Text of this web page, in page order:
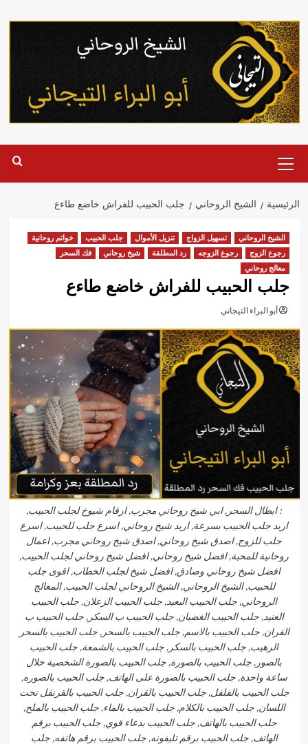
إلى
المحتوى
الرئيسية
الرئيسية الشيخ الروحاني جلب الحبيب للفراش خاضع طاءع
الشيخ الروحاني تسهيل الزواج تنزيل الأموال جلب الحبيب
خواتم روحانية
رجوع الزوج
رجوع الزوجه رد المطلقة شيخ روحاني
فك السحر
معالج روحاني
جلب الحبيب للفراش خاضع طاءع
أبو البراء التيجاني
: ابطال السحر, ابي شيخ روحاني مجرب, ارقام شيوخ لجلب الحبيب,
اريد جلب الحبيب بسرعة, اريد شيخ روحاني, اسرع جلب للحبيب, اسرع
جلب للزوج, اصدق شيخ روحاني, اصدق شيخ روحاني مجرب, اعمال
روحانية للمحبة, افضل شيخ روحاني, افضل شيخ روحاني لجلب الحبيب,
افضل شيخ روحاني وصادق, افضل شيخ لجلب الخطاب, اقوى جلب
للحبيب, الشيخ الروحاني, الشيخ الروحاني لجلب الحبيب, المعالج
الروحاني, جلب الحبيب البعيد, جلب الحبيب الزعلان, جلب الحبيب
العنيد, جلب الحبيب الغضبان, جلب الحبيب ب السكر, جلب الحبيب ب
القران, جلب الحبيب بالاسم, جلب الحبيب بالسحر, جلب الحبيب بالسحر
الرهيب, جلب الحبيب بالسكر, جلب الحبيب بالشمعة, جلب الحبيب
بالصور, جلب الحبيب بالصورة, جلب الحبيب بالصورة الشخصية خلال
ساعة واحدة, جلب الحبيب بالصورة على الهاتف, جلب الحبيب بالصوره,
جلب الحبيب بالفلفل, جلب الحبيب بالقران, جلب الحبيب بالقرنفل تحت
اللسان, جلب الحبيب بالكلام, جلب الحبيب بالماء, جلب الحبيب بالملح,
جلب الحبيب بالهاتف, جلب الحبيب بدعاء قوي, جلب الحبيب برقم
الهاتف, جلب الحبيب برقم تليفونه, جلب الحبيب برقم هاتفه, جلب